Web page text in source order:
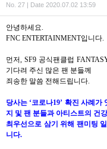
No. 27 | Date 2020.07.02 13:59
안녕하세요.
FNC ENTERTAINMENT입니다.
먼저, SF9 공식팬클럽
기다려 주신 많은 팬 분들께
죄송한 말씀 전해드립니다.
당사는 ‘코로나19’ 확진 사례가
지 및 팬 분들과 아티스트의 건
최우선으로 삼기 위해 팬미팅
니다.